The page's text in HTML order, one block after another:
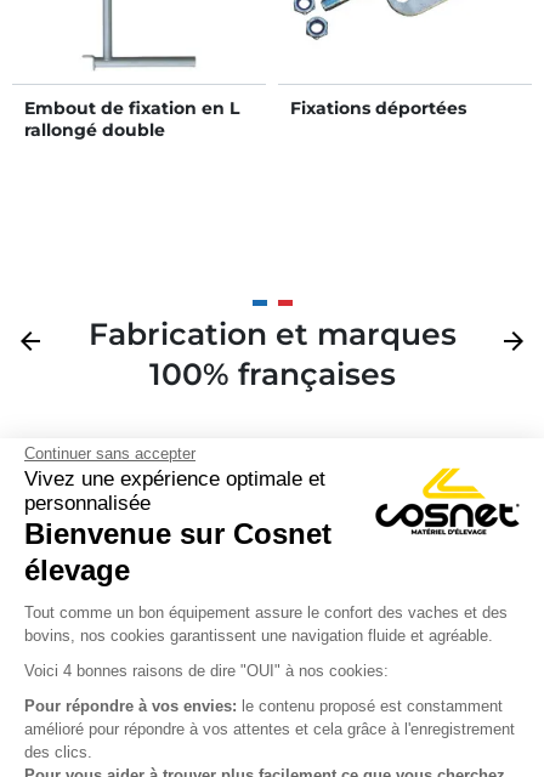
Continuer sans accepter
Vivez une expérience optimale et
personnalisée
Bienvenue sur Cosnet
élevage
Tout comme un bon équipement assure le confort des vaches et des
bovins, nos cookies garantissent une navigation fluide et agréable.
Voici 4 bonnes raisons de dire "OUI" à nos cookies:
Pour répondre à vos envies: le contenu proposé est constamment
amélioré pour répondre à vos attentes et cela grâce à l'enregistrement
des clics.
Embout de fixation en L
rallongé double
Fixations déportées
Précédent
arrow_back
Fabrication et marques
100% françaises
arrow_forward
Produits